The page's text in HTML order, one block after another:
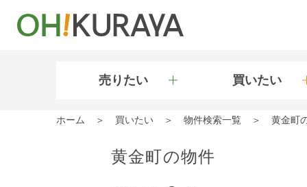
売りたい 買いたい
ホーム 買いたい 物件検索一覧 黄金町
黄金町の物件